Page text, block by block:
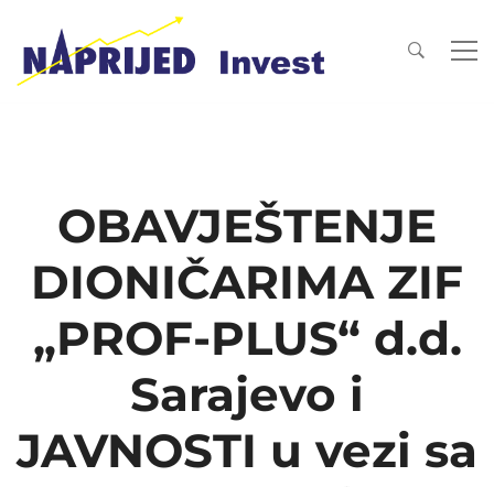
OBAVJEŠTENJE
DIONIČARIMA ZIF
„PROF-PLUS“ d.d.
Sarajevo i
JAVNOSTI u vezi sa